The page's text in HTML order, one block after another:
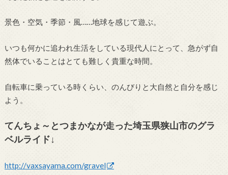
景色・空気・季節・風……地球を感じて遊ぶ。
いつも何かに追われ生活をしている現代人にとって、急がず自
然体でいることはとても難しく貴重な時間。
自転車に乗っている時くらい、のんびりと大自然と自分を感じ
よう。
てんちょ～とつまかなが走った埼玉県狭山市のグラ
ベルライド↓
http://vaxsayama.com/gravel